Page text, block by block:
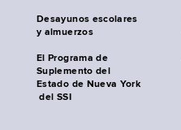
Desayunos escolares
y almuerzos
El Programa de
Suplemento del
Estado de Nueva York
del SSI